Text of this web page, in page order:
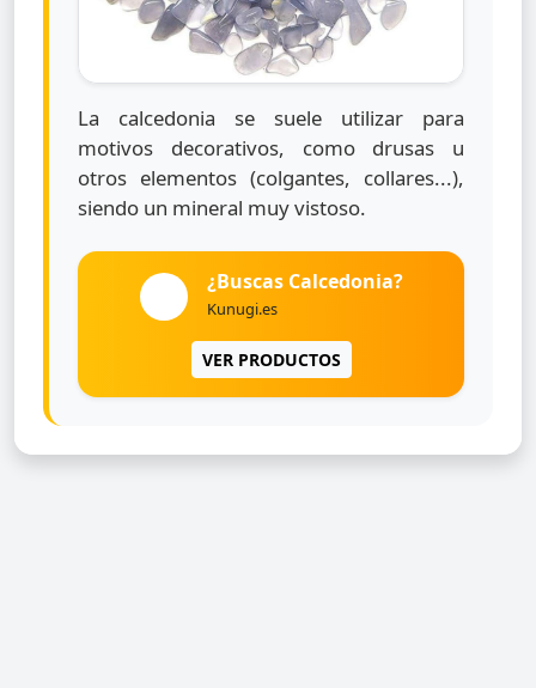
La calcedonia se suele utilizar para
motivos decorativos, como drusas u
otros elementos (colgantes, collares...),
siendo un mineral muy vistoso.
¿Buscas Calcedonia?
Kunugi.es
VER PRODUCTOS